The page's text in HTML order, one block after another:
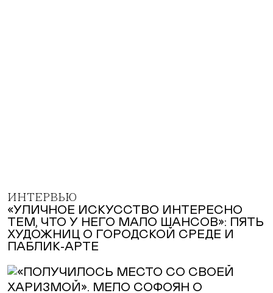
ИНТЕРВЬЮ
«УЛИЧНОЕ ИСКУССТВО ИНТЕРЕСНО
ТЕМ, ЧТО У НЕГО МАЛО ШАНСОВ»: ПЯТЬ
ХУДОЖНИЦ О ГОРОДСКОЙ СРЕДЕ И
ПАБЛИК-АРТЕ